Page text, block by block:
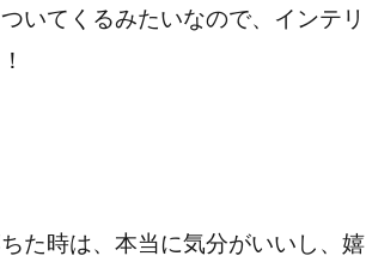
いてくるみたいなので、インテリ
た時は、本当に気分がいいし、嬉